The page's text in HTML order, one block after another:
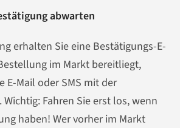
abwarten
erhalten Sie eine Bestätigungs-E-
im Markt bereitliegt,
E-Mail oder SMS mit der
Fahren Sie erst los, wenn
haben! Wer vorher im Markt